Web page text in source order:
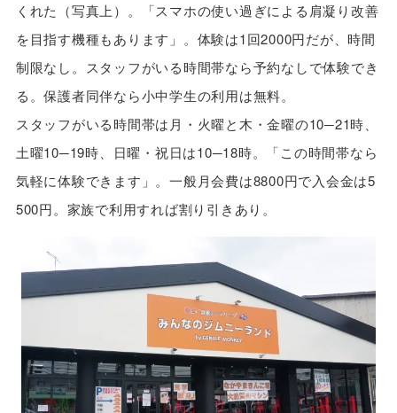
くれた（写真上）。「スマホの使い過ぎによる肩凝り改善
を目指す機種もあります」。体験は1回2000円だが、時間
制限なし。スタッフがいる時間帯なら予約なしで体験でき
る。保護者同伴なら小中学生の利用は無料。
スタッフがいる時間帯は月・火曜と木・金曜の10─21時、
土曜10─19時、日曜・祝日は10─18時。「この時間帯なら
気軽に体験できます」。一般月会費は8800円で入会金は5
500円。家族で利用すれば割り引きあり。